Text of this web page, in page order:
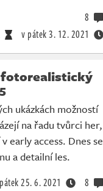
v pátek3. 12. 2021
8
fotorealistický
ukázkách možností
na řadu tvůrci her,
early access. Dnes se
a detailní les.
25. 6. 2021 8